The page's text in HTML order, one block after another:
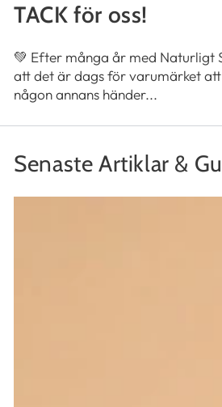
TACK för oss!
💚 Efter många år med Naturligt
att det är dags för varumärket
någon annans händer...
Senaste Artiklar &